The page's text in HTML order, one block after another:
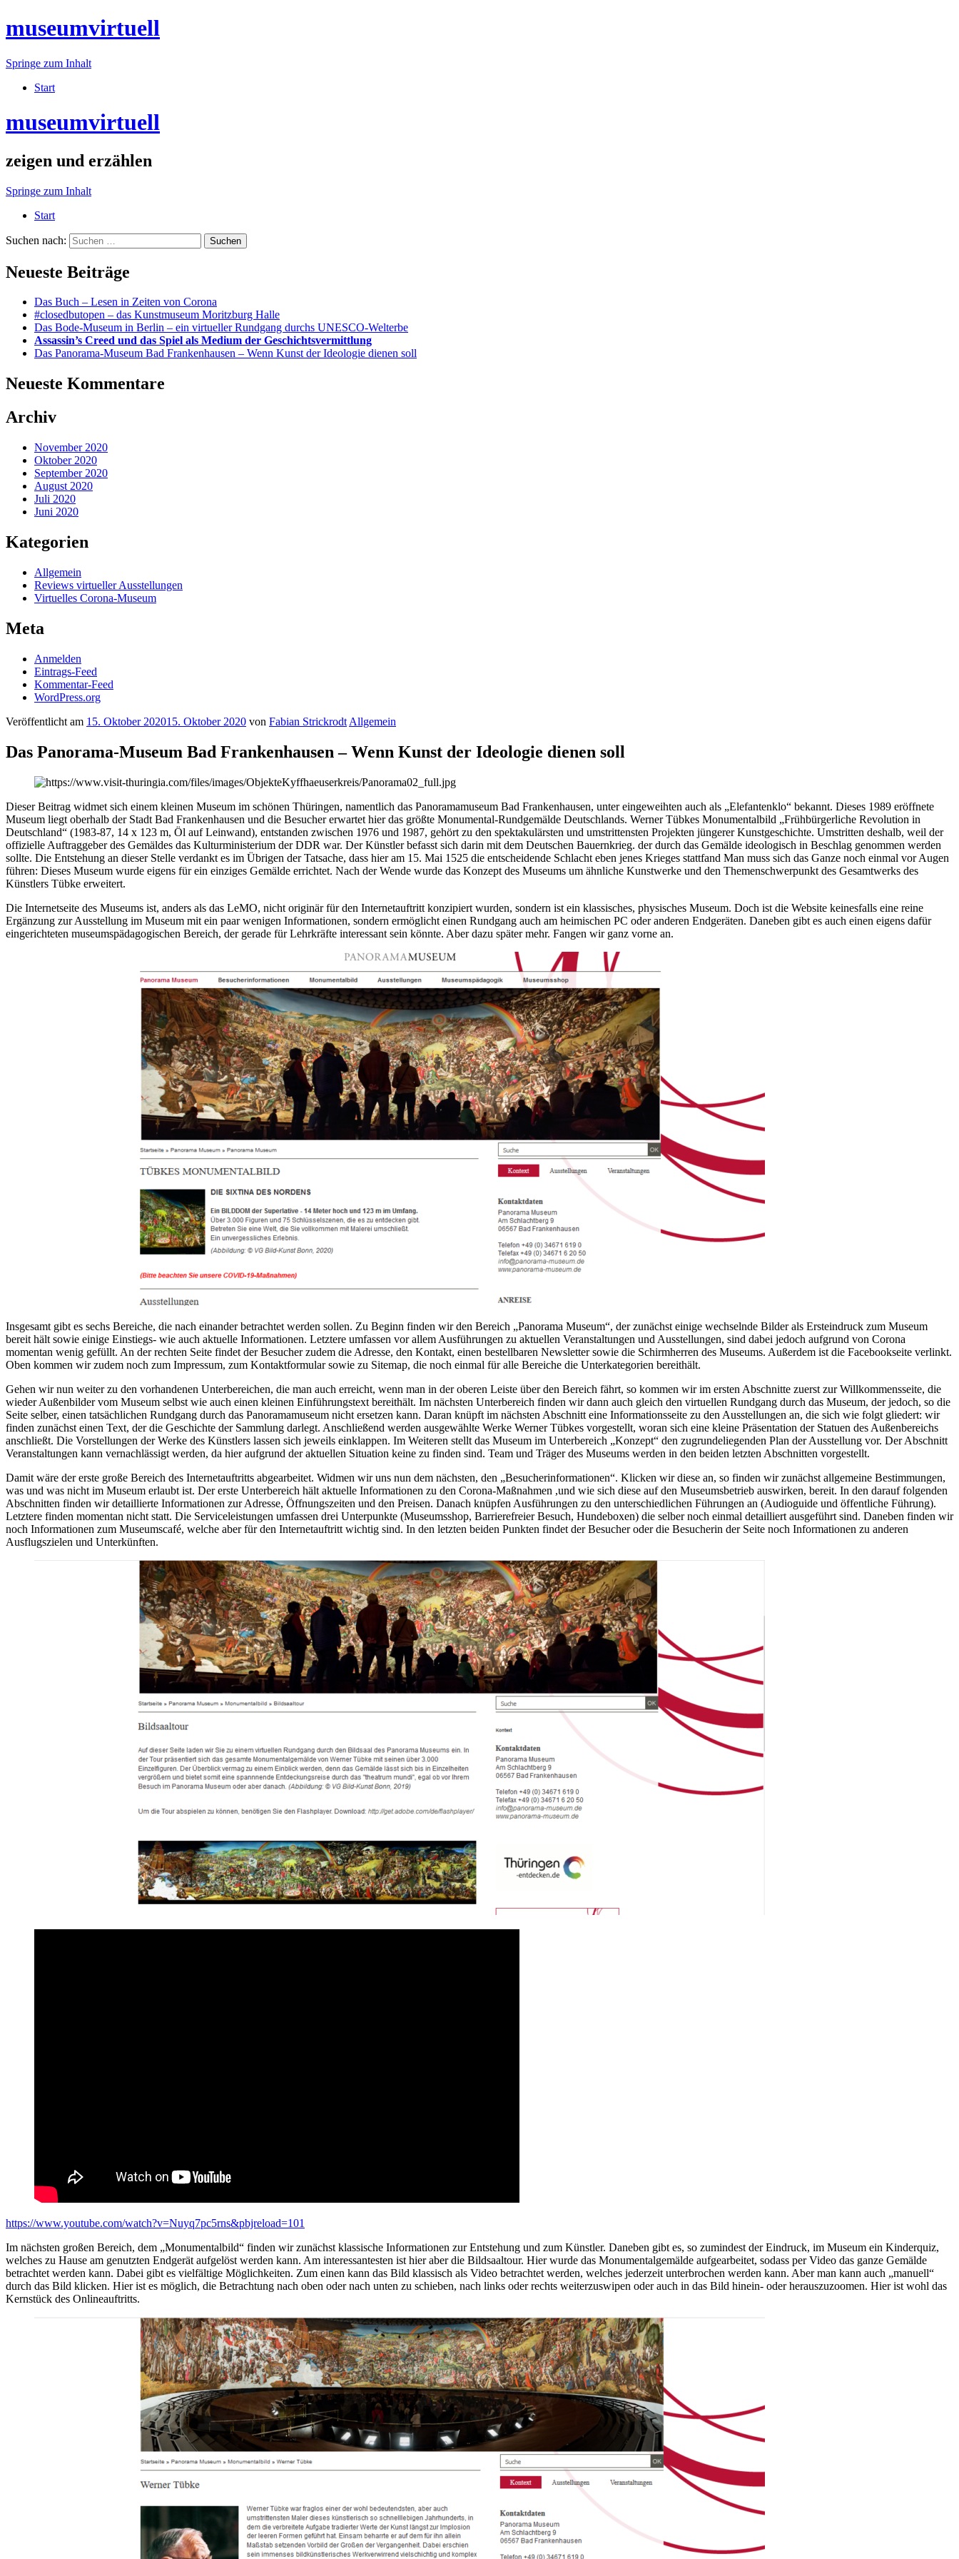
museumvirtuell
Springe zum Inhalt
Start
museumvirtuell
zeigen und erzählen
Springe zum Inhalt
Start
Suchen nach:
Neueste Beiträge
Das Buch – Lesen in Zeiten von Corona
#closedbutopen – das Kunstmuseum Moritzburg Halle
Das Bode-Museum in Berlin – ein virtueller Rundgang durchs UNESCO-Welterbe
Assassin’s Creed und das Spiel als Medium der Geschichtsvermittlung
Das Panorama-Museum Bad Frankenhausen – Wenn Kunst der Ideologie dienen soll
Neueste Kommentare
Archiv
November 2020
Oktober 2020
September 2020
August 2020
Juli 2020
Juni 2020
Kategorien
Allgemein
Reviews virtueller Ausstellungen
Virtuelles Corona-Museum
Meta
Anmelden
Eintrags-Feed
Kommentar-Feed
WordPress.org
Veröffentlicht am 15. Oktober 202015. Oktober 2020 von Fabian Strickrodt Allgemein
Das Panorama-Museum Bad Frankenhausen – Wenn Kunst der Ideologie dienen soll
Dieser Beitrag widmet sich einem kleinen Museum im schönen Thüringen, namentlich das Panoramamuseum Bad Frankenhausen, unter eingeweihten auch als „Elefantenklo“ bekannt. Dieses 1989 eröffnete
Museum liegt oberhalb der Stadt Bad Frankenhausen und die Besucher erwartet hier das größte Monumental-Rundgemälde Deutschlands. Werner Tübkes Monumentalbild „Frühbürgerliche Revolution in
Deutschland“ (1983-87, 14 x 123 m, Öl auf Leinwand), entstanden zwischen 1976 und 1987, gehört zu den spektakulärsten und umstrittensten Projekten jüngerer Kunstgeschichte. Umstritten deshalb, weil der
offizielle Auftraggeber des Gemäldes das Kulturministerium der DDR war. Der Künstler befasst sich darin mit dem Deutschen Bauernkrieg. der durch das Gemälde ideologisch in Beschlag genommen werden
sollte. Die Entstehung an dieser Stelle verdankt es im Übrigen der Tatsache, dass hier am 15. Mai 1525 die entscheidende Schlacht eben jenes Krieges stattfand Man muss sich das Ganze noch einmal vor Augen
führen: Dieses Museum wurde eigens für ein einziges Gemälde errichtet. Nach der Wende wurde das Konzept des Museums um ähnliche Kunstwerke und den Themenschwerpunkt des Gesamtwerks des
Künstlers Tübke erweitert.
Die Internetseite des Museums ist, anders als das LeMO, nicht originär für den Internetauftritt konzipiert wurden, sondern ist ein klassisches, physisches Museum. Doch ist die Website keinesfalls eine reine
Ergänzung zur Ausstellung im Museum mit ein paar wenigen Informationen, sondern ermöglicht einen Rundgang auch am heimischen PC oder anderen Endgeräten. Daneben gibt es auch einen eigens dafür
eingerichteten museumspädagogischen Bereich, der gerade für Lehrkräfte interessant sein könnte. Aber dazu später mehr. Fangen wir ganz vorne an.
Insgesamt gibt es sechs Bereiche, die nach einander betrachtet werden sollen. Zu Beginn finden wir den Bereich „Panorama Museum“, der zunächst einige wechselnde Bilder als Ersteindruck zum Museum
bereit hält sowie einige Einstiegs- wie auch aktuelle Informationen. Letztere umfassen vor allem Ausführungen zu aktuellen Veranstaltungen und Ausstellungen, sind dabei jedoch aufgrund von Corona
momentan wenig gefüllt. An der rechten Seite findet der Besucher zudem die Adresse, den Kontakt, einen bestellbaren Newsletter sowie die Schirmherren des Museums. Außerdem ist die Facebookseite verlinkt.
Oben kommen wir zudem noch zum Impressum, zum Kontaktformular sowie zu Sitemap, die noch einmal für alle Bereiche die Unterkategorien bereithält.
Gehen wir nun weiter zu den vorhandenen Unterbereichen, die man auch erreicht, wenn man in der oberen Leiste über den Bereich fährt, so kommen wir im ersten Abschnitte zuerst zur Willkommensseite, die
wieder Außenbilder vom Museum selbst wie auch einen kleinen Einführungstext bereithält. Im nächsten Unterbereich finden wir dann auch gleich den virtuellen Rundgang durch das Museum, der jedoch, so die
Seite selber, einen tatsächlichen Rundgang durch das Panoramamuseum nicht ersetzen kann. Daran knüpft im nächsten Abschnitt eine Informationsseite zu den Ausstellungen an, die sich wie folgt gliedert: wir
finden zunächst einen Text, der die Geschichte der Sammlung darlegt. Anschließend werden ausgewählte Werke Werner Tübkes vorgestellt, woran sich eine kleine Präsentation der Statuen des Außenbereichs
anschließt. Die Vorstellungen der Werke des Künstlers lassen sich jeweils einklappen. Im Weiteren stellt das Museum im Unterbereich „Konzept“ den zugrundeliegenden Plan der Ausstellung vor. Der Abschnitt
Veranstaltungen kann vernachlässigt werden, da hier aufgrund der aktuellen Situation keine zu finden sind. Team und Träger des Museums werden in den beiden letzten Abschnitten vorgestellt.
Damit wäre der erste große Bereich des Internetauftritts abgearbeitet. Widmen wir uns nun dem nächsten, den „Besucherinformationen“. Klicken wir diese an, so finden wir zunächst allgemeine Bestimmungen,
was und was nicht im Museum erlaubt ist. Der erste Unterbereich hält aktuelle Informationen zu den Corona-Maßnahmen ,und wie sich diese auf den Museumsbetrieb auswirken, bereit. In den darauf folgenden
Abschnitten finden wir detaillierte Informationen zur Adresse, Öffnungszeiten und den Preisen. Danach knüpfen Ausführungen zu den unterschiedlichen Führungen an (Audioguide und öffentliche Führung).
Letztere finden momentan nicht statt. Die Serviceleistungen umfassen drei Unterpunkte (Museumsshop, Barrierefreier Besuch, Hundeboxen) die selber noch einmal detailliert ausgeführt sind. Daneben finden wir
noch Informationen zum Museumscafé, welche aber für den Internetauftritt wichtig sind. In den letzten beiden Punkten findet der Besucher oder die Besucherin der Seite noch Informationen zu anderen
Ausflugszielen und Unterkünften.
https://www.youtube.com/watch?v=Nuyq7pc5rns&pbjreload=101
Im nächsten großen Bereich, dem „Monumentalbild“ finden wir zunächst klassische Informationen zur Entstehung und zum Künstler. Daneben gibt es, so zumindest der Eindruck, im Museum ein Kinderquiz,
welches zu Hause am genutzten Endgerät aufgelöst werden kann. Am interessantesten ist hier aber die Bildsaaltour. Hier wurde das Monumentalgemälde aufgearbeitet, sodass per Video das ganze Gemälde
betrachtet werden kann. Dabei gibt es vielfältige Möglichkeiten. Zum einen kann das Bild klassisch als Video betrachtet werden, welches jederzeit unterbrochen werden kann. Aber man kann auch „manuell“
durch das Bild klicken. Hier ist es möglich, die Betrachtung nach oben oder nach unten zu schieben, nach links oder rechts weiterzuswipen oder auch in das Bild hinein- oder herauszuzoomen. Hier ist wohl das
Kernstück des Onlineauftritts.